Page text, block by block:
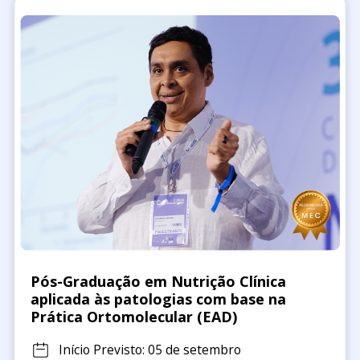
Pós-Graduação em Nutrição Clínica
aplicada às patologias com base na
Prática Ortomolecular (EAD)
Início Previsto: 05 de setembro